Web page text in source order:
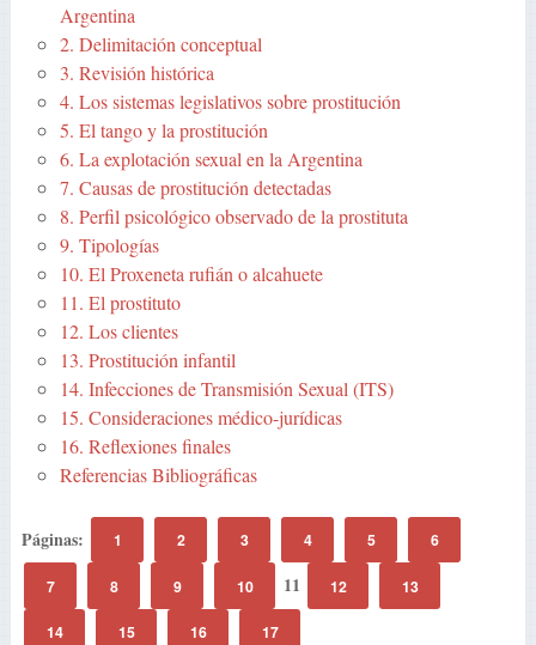
Argentina
2. Delimitación conceptual
3. Revisión histórica
4. Los sistemas legislativos sobre prostitución
5. El tango y la prostitución
6. La explotación sexual en la Argentina
7. Causas de prostitución detectadas
8. Perfil psicológico observado de la prostituta
9. Tipologías
10. El Proxeneta rufián o alcahuete
11. El prostituto
12. Los clientes
13. Prostitución infantil
14. Infecciones de Transmisión Sexual (ITS)
15. Consideraciones médico-jurídicas
16. Reflexiones finales
Referencias Bibliográficas
Páginas: 1 2 3 4 5 6
7 8 9 10 11 12 13
14 15 16 17